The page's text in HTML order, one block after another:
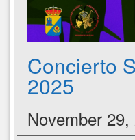
Concierto
2025
November 29,